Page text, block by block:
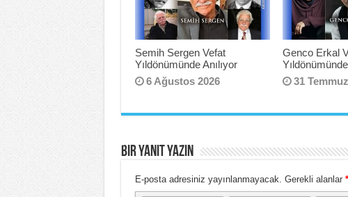
Semih Sergen Vefat
Yıldönümünde Anılıyor
6 Ağustos 2026
Genco Erkal
31
Bir yanıt yazın
E-posta adresiniz yayınlanmayacak. Gerekli alanlar *